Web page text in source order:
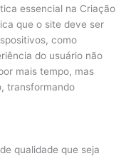
essencial na Criação
que o site deve ser
como
do usuário não
mais tempo, mas
transformando
qualidade que seja